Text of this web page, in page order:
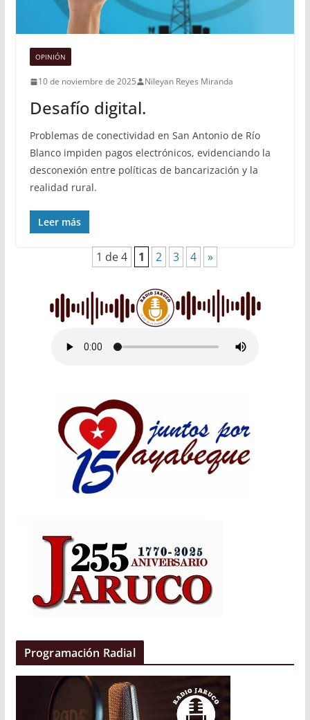
OPINIÓN
10 de noviembre de 2025 Nileyan Reyes Miranda
Desafío digital.
Problemas de conectividad en San Antonio de Río
Blanco impiden pagos electrónicos, evidenciando la
desconexión entre políticas de bancarización y la
realidad rural.
Leer más
1 de 4 1 2 3 4 »
Programación Radial